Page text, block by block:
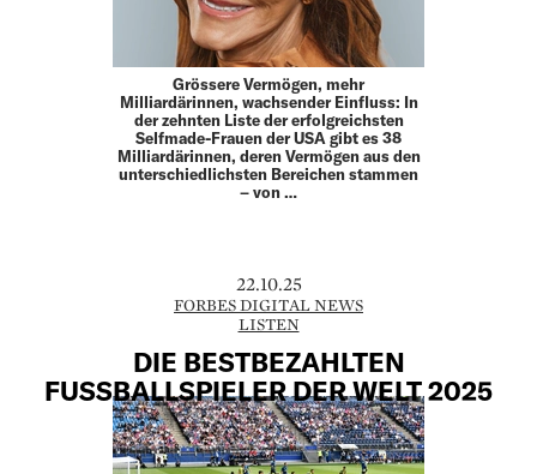
Grössere Vermögen, mehr
Milliardärinnen, wachsender Einfluss: In
der zehnten Liste der erfolgreichsten
Selfmade-Frauen der USA gibt es 38
Milliardärinnen, deren Vermögen aus den
unterschiedlichsten Bereichen stammen
– von …
22.10.25
FORBES DIGITAL NEWS
LISTEN
DIE BESTBEZAHLTEN
FUSSBALLSPIELER DER WELT 2025